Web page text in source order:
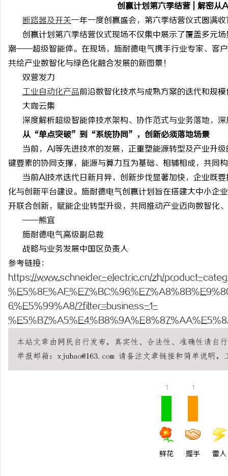
创赢计划第六季结营
| 解密从
断路器及开关一年一度创赢盛会，第六季结营仪式圆满收
创赢计划第六季结营仪式现场不仅集中展示了覆盖多元
潮——超级智能体。在现场，施耐德电气携手行业专家、客
共绘产业数智化与绿色化融合发展的新图景！
双营发力
工业自动化产品前沿数智化技术与成熟方案的迭代和规
大咖云集
深度解析超级智能体技术架构、协作范式与业务落地，
从 “单点突破”到“系统协同”，创新必须落地场景
当前， AI等先进技术的发展，正重塑能源转型及产业升
键要素的协同支撑，能源与算力互为基础、相辅相成，共同
当前AI技术迭代日新月异，创新步伐显著加快，企业既
化与创新平台建设。施耐德电气创赢计划旨在搭建大中小企
开联合创新，赋能企业转型升级，共同推动产业迈向数智化
——熊宜
施耐德电气高级副总裁
战略与业务发展中国区负责人
参考链接：
https://www.schneider-electric.cn/zh/product-
6%E5%99%A8/?filter=business-1-
1
鲜花
1
握手 雷人